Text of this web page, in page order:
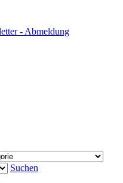
- Abmeldung
Suchen